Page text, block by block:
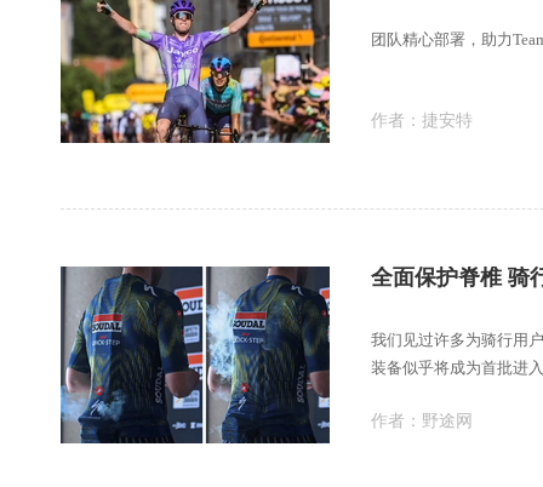
团队精心部署，助力
作者： 捷安特
全面保护脊椎 骑
我们见过许多为骑行用
装备似乎将成为首批进
作者： 野途网